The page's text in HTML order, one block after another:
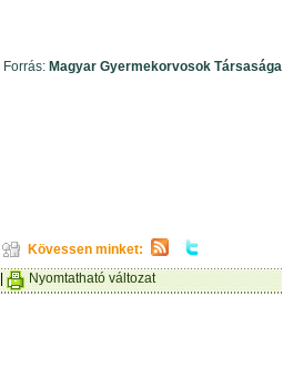
Forrás: Magyar Gyermekorvosok Társasága
Kövessen minket:
Nyomtatható változat